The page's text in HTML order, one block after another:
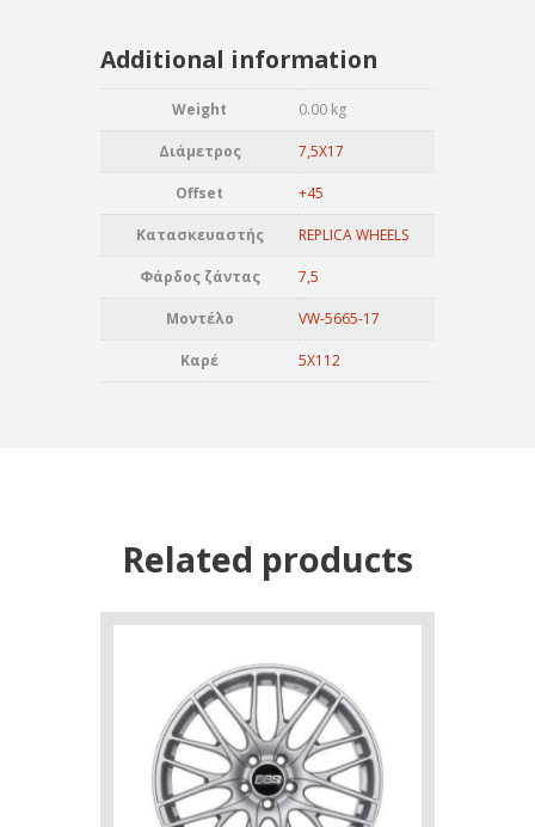
Additional information
Weight 0.00 kg
Διάμετρος 7,5X17
Offset +45
Κατασκευαστής REPLICA WHEELS
Φάρδος ζάντας 7,5
Μοντέλο VW-5665-17
Καρέ 5X112
Related products